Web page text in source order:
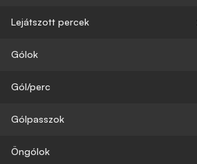
Lejátszott percek
Gólok
Gól/perc
Gólpasszok
Öngólok